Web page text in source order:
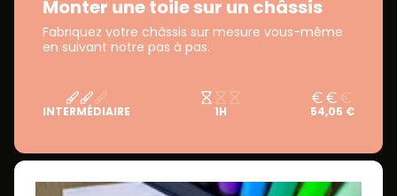
Monter une toile sur un châssis
Fabriquez votre châssis sur mesure vous-même
en suivant notre pas à pas.
INTERMÉDIAIRE 1H 54,05 €